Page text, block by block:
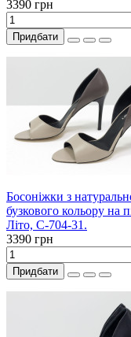
3390 грн
Придбати
Босоніжки з
бузкового кольору на
Літо, С-704-31.
3390 грн
Придбати